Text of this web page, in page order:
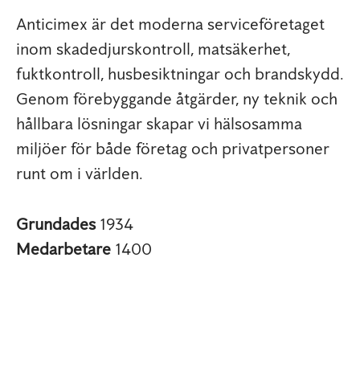
Anticimex är det moderna serviceföretaget
inom skadedjurskontroll, matsäkerhet,
fuktkontroll, husbesiktningar och brandskydd.
Genom förebyggande åtgärder, ny teknik och
hållbara lösningar skapar vi hälsosamma
miljöer för både företag och privatpersoner
runt om i världen.
Grundades 1934
Medarbetare 1400